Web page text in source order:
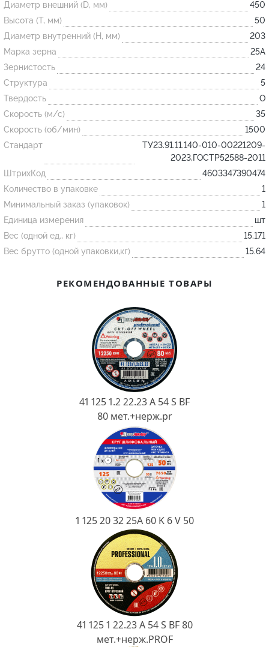
Огнеупорные
изделия
Скачать каталог
Тигель
Муфель
Черпак
Шербер
Трубка
Стержень
Пробка
Подставка
Лодочка
Контакт
Огнеупорная SiC смесь
Диаметр внешний (D, мм)
450
Высота (T, мм)
50
Диаметр внутренний (H, мм)
203
Марка зерна
25А
Зернистость
24
Структура
5
Твердость
O
Скорость (м/с)
35
Скорость (об/мин)
1500
Стандарт
ТУ23.91.11.140-010-00221209-
2023,ГОСТР52588-2011
ШтрихКод
4603347390474
Количество в упаковке
1
Минимальный заказ (упаковок)
1
Единица измерения
шт
Вес (одной ед., кг)
15.171
Вес брутто (одной упаковки,кг)
15.64
РЕКОМЕНДОВАННЫЕ ТОВАРЫ
41 125 1.2 22.23 A 54 S BF
80 мет.+нерж.pr
1 125 20 32 25А 60 K 6 V 50
41 125 1 22.23 A 54 S BF 80
мет.+нерж.PROF